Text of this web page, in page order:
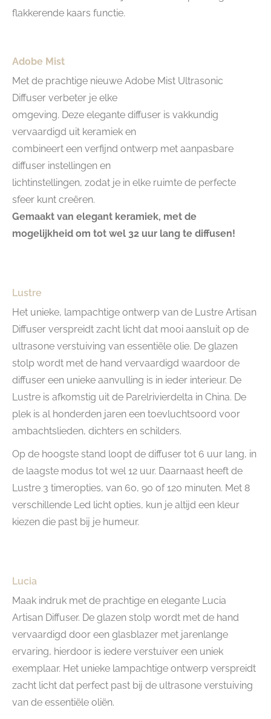
flakkerende kaars functie.
Adobe Mist
Met de prachtige nieuwe Adobe Mist Ultrasonic
Diffuser verbeter je elke
omgeving. Deze elegante diffuser is vakkundig
vervaardigd uit keramiek en
combineert een verfijnd ontwerp met aanpasbare
diffuser instellingen en
lichtinstellingen, zodat je in elke ruimte de perfecte
sfeer kunt creëren.
Gemaakt van elegant keramiek, met de
mogelijkheid om tot wel 32 uur lang te diffusen!
Lustre
Het unieke, lampachtige ontwerp van de Lustre Artisan
Diffuser verspreidt zacht licht dat mooi aansluit op de
ultrasone verstuiving van essentiële olie. De glazen
stolp wordt met de hand vervaardigd waardoor de
diffuser een unieke aanvulling is in ieder interieur. De
Lustre is afkomstig uit de Parelrivierdelta in China. De
plek is al honderden jaren een toevluchtsoord voor
ambachtslieden, dichters en schilders.
Op de hoogste stand loopt de diffuser tot 6 uur lang, in
de laagste modus tot wel 12 uur. Daarnaast heeft de
Lustre 3 timeropties, van 60, 90 of 120 minuten. Met 8
verschillende Led licht opties, kun je altijd een kleur
kiezen die past bij je humeur.
Lucia
Maak indruk met de prachtige en elegante Lucia
Artisan Diffuser. De glazen stolp wordt met de hand
vervaardigd door een glasblazer met jarenlange
ervaring, hierdoor is iedere verstuiver een uniek
exemplaar. Het unieke lampachtige ontwerp verspreidt
zacht licht dat perfect past bij de ultrasone verstuiving
van de essentiële oliën.